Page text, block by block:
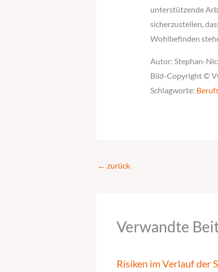
unterstützende
sicherzustellen,
Wohlbefinden
Autor: Stephan-
Bild-Copyright ©
Schlagworte:
← zurück
Verwandte
Risiken im Verlauf der